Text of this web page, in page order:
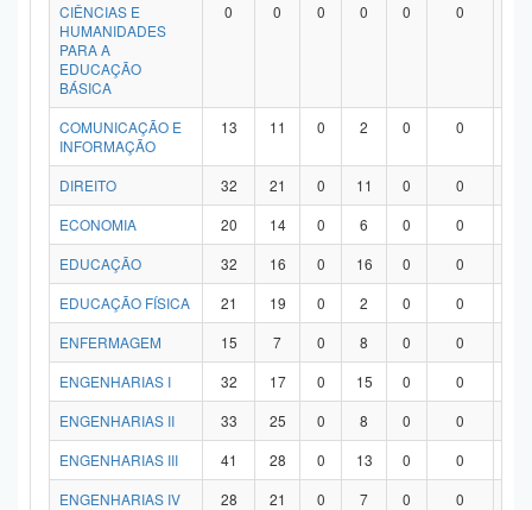
CIÊNCIAS E
HUMANIDADES
PARA A
EDUCAÇÃO
BÁSICA
0 0 0 0 0 0
COMUNICAÇÃO E
INFORMAÇÃO
13 11 0 2 0 0
DIREITO 32 21 0 11 0 0
ECONOMIA
20 14 0 6 0 0
EDUCAÇÃO
32 16 0 16 0 0
EDUCAÇÃO FÍSICA
21 19 0 2 0 0
ENFERMAGEM
15 7 0 8 0 0
ENGENHARIAS I
32 17 0 15 0 0
ENGENHARIAS II
33 25 0 8 0 0
ENGENHARIAS III
41 28 0 13 0 0
ENGENHARIAS IV
28 21 0 7 0 0